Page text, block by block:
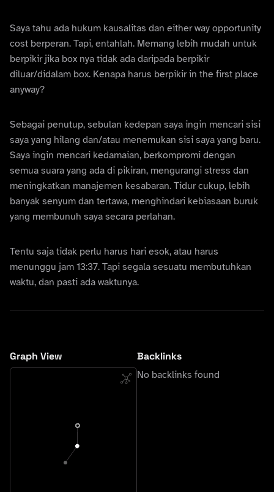
Saya tahu ada hukum kausalitas dan either way opportunity
cost berperan. Tapi, entahlah. Memang lebih mudah untuk
berpikir jika box nya tidak ada daripada berpikir
diluar/didalam box. Kenapa harus berpikir in the first place
anyway?
Sebagai penutup, sebulan kedepan saya ingin mencari sisi
saya yang hilang dan/atau menemukan sisi saya yang baru.
Saya ingin mencari kedamaian, berkompromi dengan
semua suara yang ada di pikiran, mengurangi stress dan
meningkatkan manajemen kesabaran. Tidur cukup, lebih
banyak senyum dan tertawa, menghindari kebiasaan buruk
yang membunuh saya secara perlahan.
Tentu saja tidak perlu harus hari esok, atau harus
menunggu jam 13:37. Tapi segala sesuatu membutuhkan
waktu, dan pasti ada waktunya.
Graph View Backlinks
No backlinks found